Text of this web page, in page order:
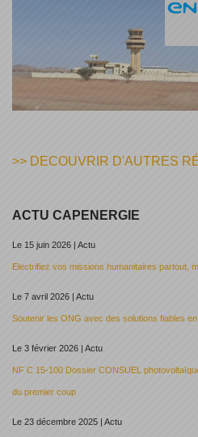
>> DECOUVRIR D'AUTRES
ACTU CAPENERGIE
Le 15 juin 2026 | Actu
Electrifiez vos missions humanitaires partout,
Le 7 avril 2026 | Actu
Soutenir les ONG avec des solutions fiables
Le 3 février 2026 | Actu
NF C 15-100 Dossier CONSUEL
du premier coup
Le 23 décembre 2025 | Actu